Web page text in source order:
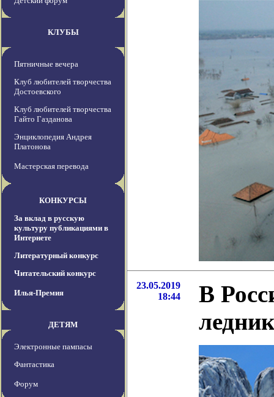
КЛУБЫ
Пятничные вечера
Клуб любителей творчества
Достоевского
Клуб любителей творчества
Гайто Газданова
Энциклопедия Андрея
Платонова
Мастерская перевода
КОНКУРСЫ
За вклад в русскую
культуру публикациями в
Интернете
Литературный конкурс
Читательский конкурс
Илья-Премия
ДЕТЯМ
Электронные пампасы
Фантастика
Форум
23.05.2019
18:44
В